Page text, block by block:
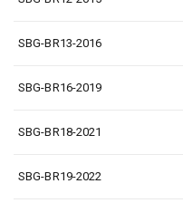
SBG-BR13-2016
SBG-BR16-2019
SBG-BR18-2021
SBG-BR19-2022